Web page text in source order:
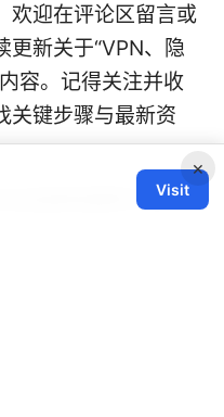
欢迎在评论区留言或
更新关于“VPN、隐
容。记得关注并收
关键步骤与最新资
连接校园网与校外
×
Visit